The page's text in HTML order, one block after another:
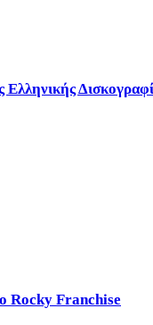
Rocky Franchise